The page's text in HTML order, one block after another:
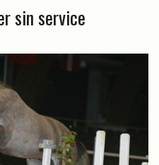
sin service